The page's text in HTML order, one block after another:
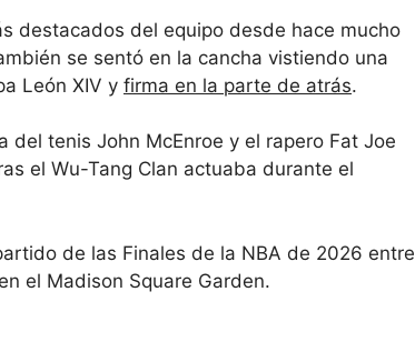
destacados del equipo desde hace mucho
se sentó en la cancha vistiendo una
León XIV y firma en la parte de atrás.
del tenis John McEnroe y el rapero Fat Joe
el Wu-Tang Clan actuaba durante el
de las Finales de la NBA de 2026 entre
el Madison Square Garden.